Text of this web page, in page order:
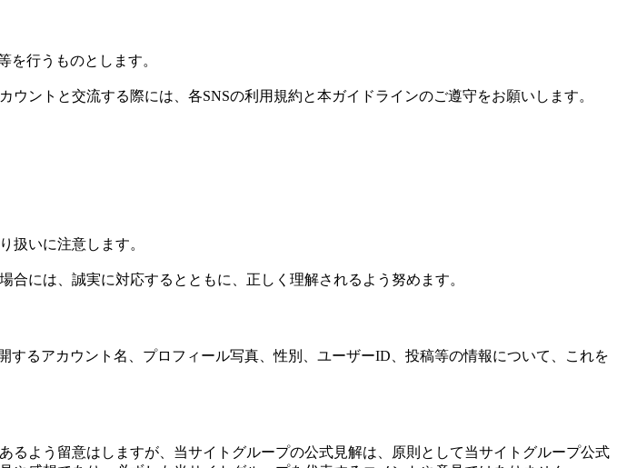
を行うものとします。
ントと交流する際には、各SNSの利用規約と本ガイドラインのご遵守をお願いします。
扱いに注意します。
には、誠実に対応するとともに、正しく理解されるよう努めます。
るアカウント名、プロフィール写真、性別、ユーザーID、投稿等の情報について、これを
よう留意はしますが、当サイトグループの公式見解は、原則として当サイトグループ公式